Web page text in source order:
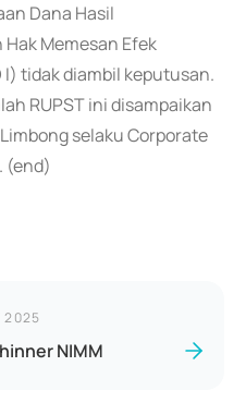
Dana Hasil
Memesan Efek
I) tidak diambil keputusan.
RUPST ini disampaikan
selaku Corporate
(end)
2025
NIMM